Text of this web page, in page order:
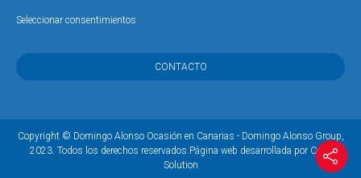
Seleccionar consentimientos
CONTACTO
Copyright © Domingo Alonso Ocasión en Canarias - Domingo Alonso Group,
2023. Todos los derechos reservados.Página web desarrollada por Coco
Solution